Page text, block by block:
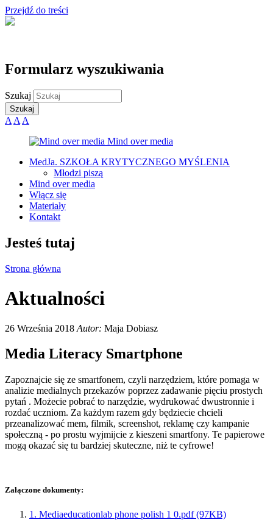
Przejdź do treści
Formularz wyszukiwania
Szukaj
A A A
MedJa. SZKOŁA KRYTYCZNEGO MYŚLENIA
Młodzi piszą
Mind over media
Włącz się
Materiały
Kontakt
Jesteś tutaj
Strona główna
Aktualności
26 Września 2018 Autor: Maja Dobiasz
Media Literacy Smartphone
Zapoznajcie się ze smartfonem, czyli narzędziem, które pomaga w
analizie medialnych przekazów poprzez zadawanie pięciu prostych
pytań . Możecie pobrać to narzędzie, wydrukować dwustronnie i
rozdać uczniom. Za każdym razem gdy będziecie chcieli
przeanalizować mem, filmik, screenshot, reklamę czy kampanie
społeczną - po prostu wyjmijcie z kieszeni smartfony. Te papierowe
mogą okazać się tu bardziej skuteczne, niż te cyfrowe!
Załączone dokumenty:
1. Mediaeducationlab phone polish 1 0.pdf (97KB)